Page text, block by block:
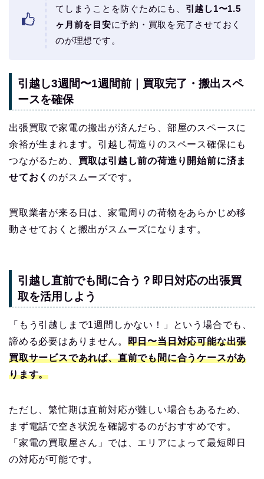
てしまうことを防ぐためにも、 引越し1〜1.5
ヶ月前を目安に予約・買取を完了させておく
のが理想です。
引越し3週間〜1週間前｜買取完了・搬出スペ
ースを確保
出張買取で家電の搬出が済んだら、部屋のスペースに
余裕が生まれます。引越し荷造りのスペース確保にも
つながるため、 買取は引越し前の荷造り開始前に済ま
せておくのがスムーズです。
買取業者が来る日は、家電周りの荷物をあらかじめ移
動させておくと搬出がスムーズになります。
引越し直前でも間に合う？即日対応の出張買
取を活用しよう
「もう引越しまで1週間しかない！」という場合でも、
諦める必要はありません。 即日〜当日対応可能な出張
買取サービスであれば、直前でも間に合うケースがあ
ります。
ただし、繁忙期は直前対応が難しい場合もあるため、
まず電話で空き状況を確認するのがおすすめです。
「家電の買取屋さん」では、エリアによって最短即日
の対応が可能です。